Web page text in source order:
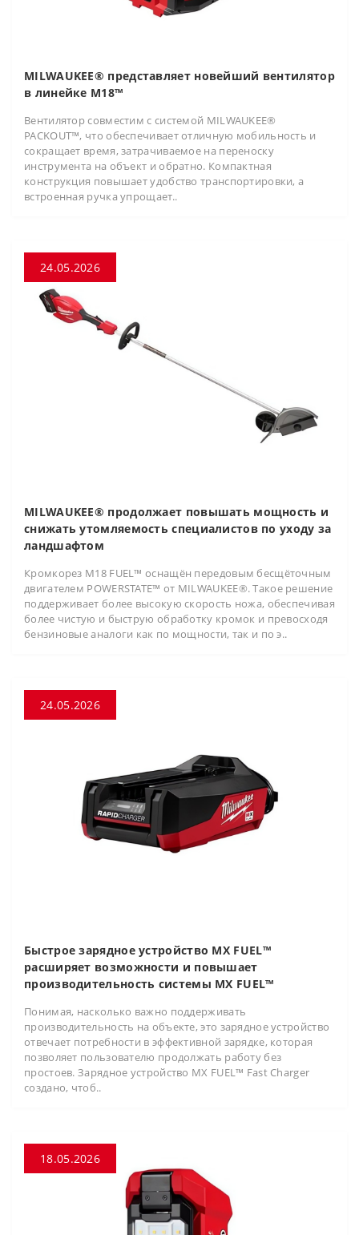
MILWAUKEE® представляет новейший вентилятор
в линейке M18™
Вентилятор совместим с системой MILWAUKEE®
PACKOUT™, что обеспечивает отличную мобильность и
сокращает время, затрачиваемое на переноску
инструмента на объект и обратно. Компактная
конструкция повышает удобство транспортировки, а
встроенная ручка упрощает..
24.05.2026
MILWAUKEE® продолжает повышать мощность и
снижать утомляемость специалистов по уходу за
ландшафтом
Кромкорез M18 FUEL™ оснащён передовым бесщёточным
двигателем POWERSTATE™ от MILWAUKEE®. Такое решение
поддерживает более высокую скорость ножа, обеспечивая
более чистую и быструю обработку кромок и превосходя
бензиновые аналоги как по мощности, так и по э..
24.05.2026
Быстрое зарядное устройство MX FUEL™
расширяет возможности и повышает
производительность системы MX FUEL™
Понимая, насколько важно поддерживать
производительность на объекте, это зарядное устройство
отвечает потребности в эффективной зарядке, которая
позволяет пользователю продолжать работу без
простоев. Зарядное устройство MX FUEL™ Fast Charger
создано, чтоб..
18.05.2026